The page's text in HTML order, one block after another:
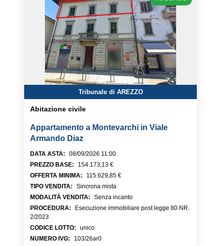
Tribunale di AREZZO
Abitazione civile
Appartamento a Montevarchi in Viale
Armando Diaz
DATA ASTA:
08/09/2026 11:00
PREZZO BASE:
154.173,13 €
OFFERTA MINIMA:
115.629,85 €
TIPO VENDITA:
Sincrona mista
MODALITÀ VENDITA:
Senza incanto
PROCEDURA:
Esecuzione immobiliare post legge 80 NR.
2/2023
CODICE LOTTO:
unico
NUMERO IVG: 103/26ar0